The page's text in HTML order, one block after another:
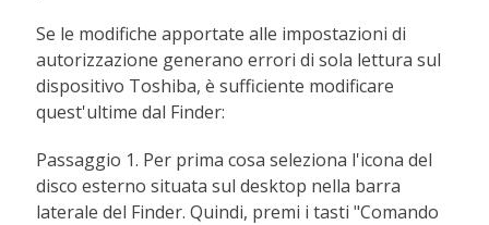
Se le modifiche apportate alle impostazioni di
autorizzazione generano errori di sola lettura sul
dispositivo Toshiba, è sufficiente modificare
quest'ultime dal Finder:
Passaggio 1. Per prima cosa seleziona l'icona del
disco esterno situata sul desktop nella barra
laterale del Finder. Quindi, premi i tasti "Comando